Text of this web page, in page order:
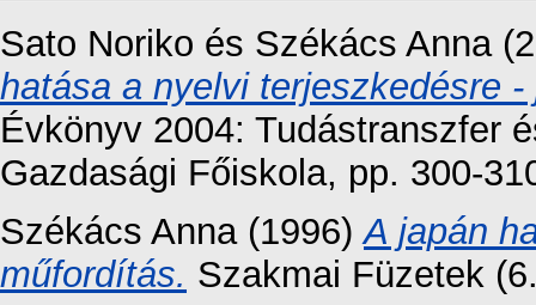
Sato Noriko és Székács Anna
hatása a nyelvi terjeszkedésre
Évkönyv 2004: Tudástranszfer
Gazdasági Főiskola, pp. 300-
Székács Anna(1996)A japán
műfordítás. Szakmai Füzetek